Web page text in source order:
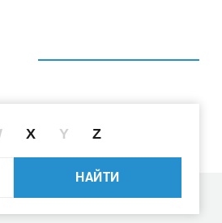
X Y Z
НАЙТИ